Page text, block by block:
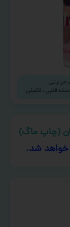
(چاپ ماگ)
خواهد شد.